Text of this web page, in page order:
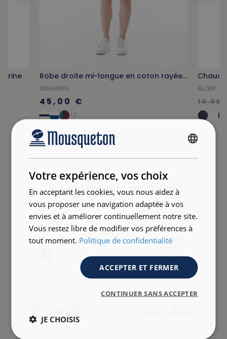
Robe droite mi-longue en coton rayée jaune orangé
MARIANIG
45,00 €
+2
BLOER
10,00
Des vêtements de qualité
Des vêtements
Votre expérience, vos choix
En acceptant les cookies, vous nous aidez à
vous proposer une navigation adaptée à vos
envies et à améliorer continuellement notre site.
Vous restez libre de modifier vos préférences à
tout moment. Politique de confidentialité
ACCEPTER ET FERMER
CONTINUER SANS ACCEPTER
JE CHOISIS